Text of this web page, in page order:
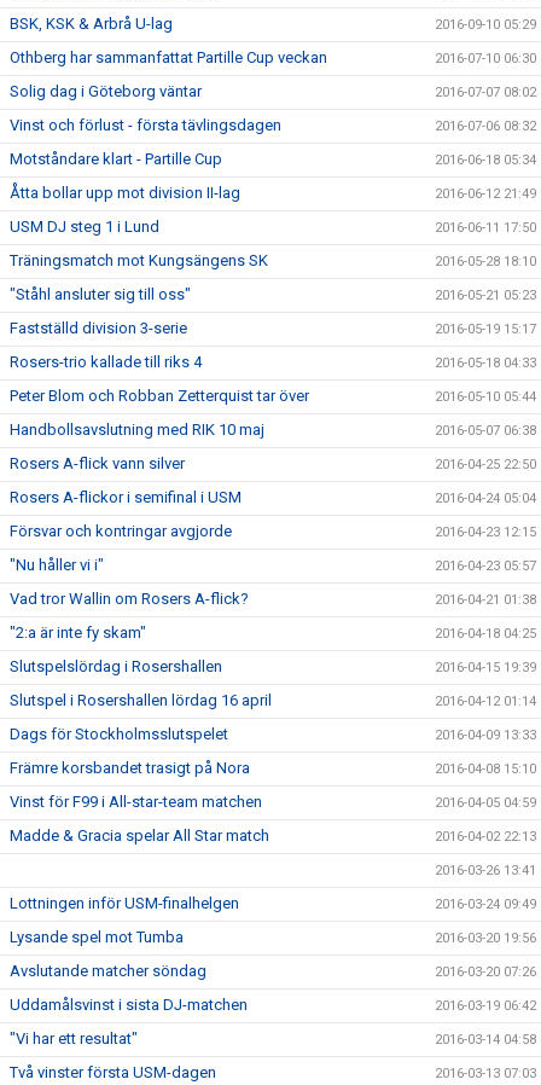
BSK, KSK & Arbrå U-lag 2016-09-10 05:29
Othberg har sammanfattat Partille Cup veckan 2016-07-10 06:30
Solig dag i Göteborg väntar 2016-07-07 08:02
Vinst och förlust - första tävlingsdagen 2016-07-06 08:32
Motståndare klart - Partille Cup 2016-06-18 05:34
Åtta bollar upp mot division II-lag 2016-06-12 21:49
USM DJ steg 1 i Lund 2016-06-11 17:50
Träningsmatch mot Kungsängens SK 2016-05-28 18:10
"Ståhl ansluter sig till oss" 2016-05-21 05:23
Fastställd division 3-serie 2016-05-19 15:17
Rosers-trio kallade till riks 4 2016-05-18 04:33
Peter Blom och Robban Zetterquist tar över 2016-05-10 05:44
Handbollsavslutning med RIK 10 maj 2016-05-07 06:38
Rosers A-flick vann silver 2016-04-25 22:50
Rosers A-flickor i semifinal i USM 2016-04-24 05:04
Försvar och kontringar avgjorde 2016-04-23 12:15
"Nu håller vi i" 2016-04-23 05:57
Vad tror Wallin om Rosers A-flick? 2016-04-21 01:38
"2:a är inte fy skam" 2016-04-18 04:25
Slutspelslördag i Rosershallen 2016-04-15 19:39
Slutspel i Rosershallen lördag 16 april 2016-04-12 01:14
Dags för Stockholmsslutspelet 2016-04-09 13:33
Främre korsbandet trasigt på Nora 2016-04-08 15:10
Vinst för F99 i All-star-team matchen 2016-04-05 04:59
Madde & Gracia spelar All Star match 2016-04-02 22:13
2016-03-26 13:41
Lottningen inför USM-finalhelgen 2016-03-24 09:49
Lysande spel mot Tumba 2016-03-20 19:56
Avslutande matcher söndag 2016-03-20 07:26
Uddamålsvinst i sista DJ-matchen 2016-03-19 06:42
"Vi har ett resultat" 2016-03-14 04:58
Två vinster första USM-dagen 2016-03-13 07:03